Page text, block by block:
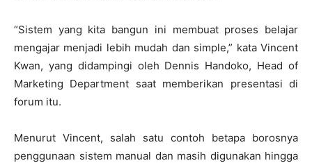
“Sistem yang kita bangun ini membuat proses belajar
mengajar menjadi lebih mudah dan simple,” kata Vincent
Kwan, yang didampingi oleh Dennis Handoko, Head of
Marketing Department saat memberikan presentasi di
forum itu.
Menurut Vincent, salah satu contoh betapa borosnya
penggunaan sistem manual dan masih digunakan hingga